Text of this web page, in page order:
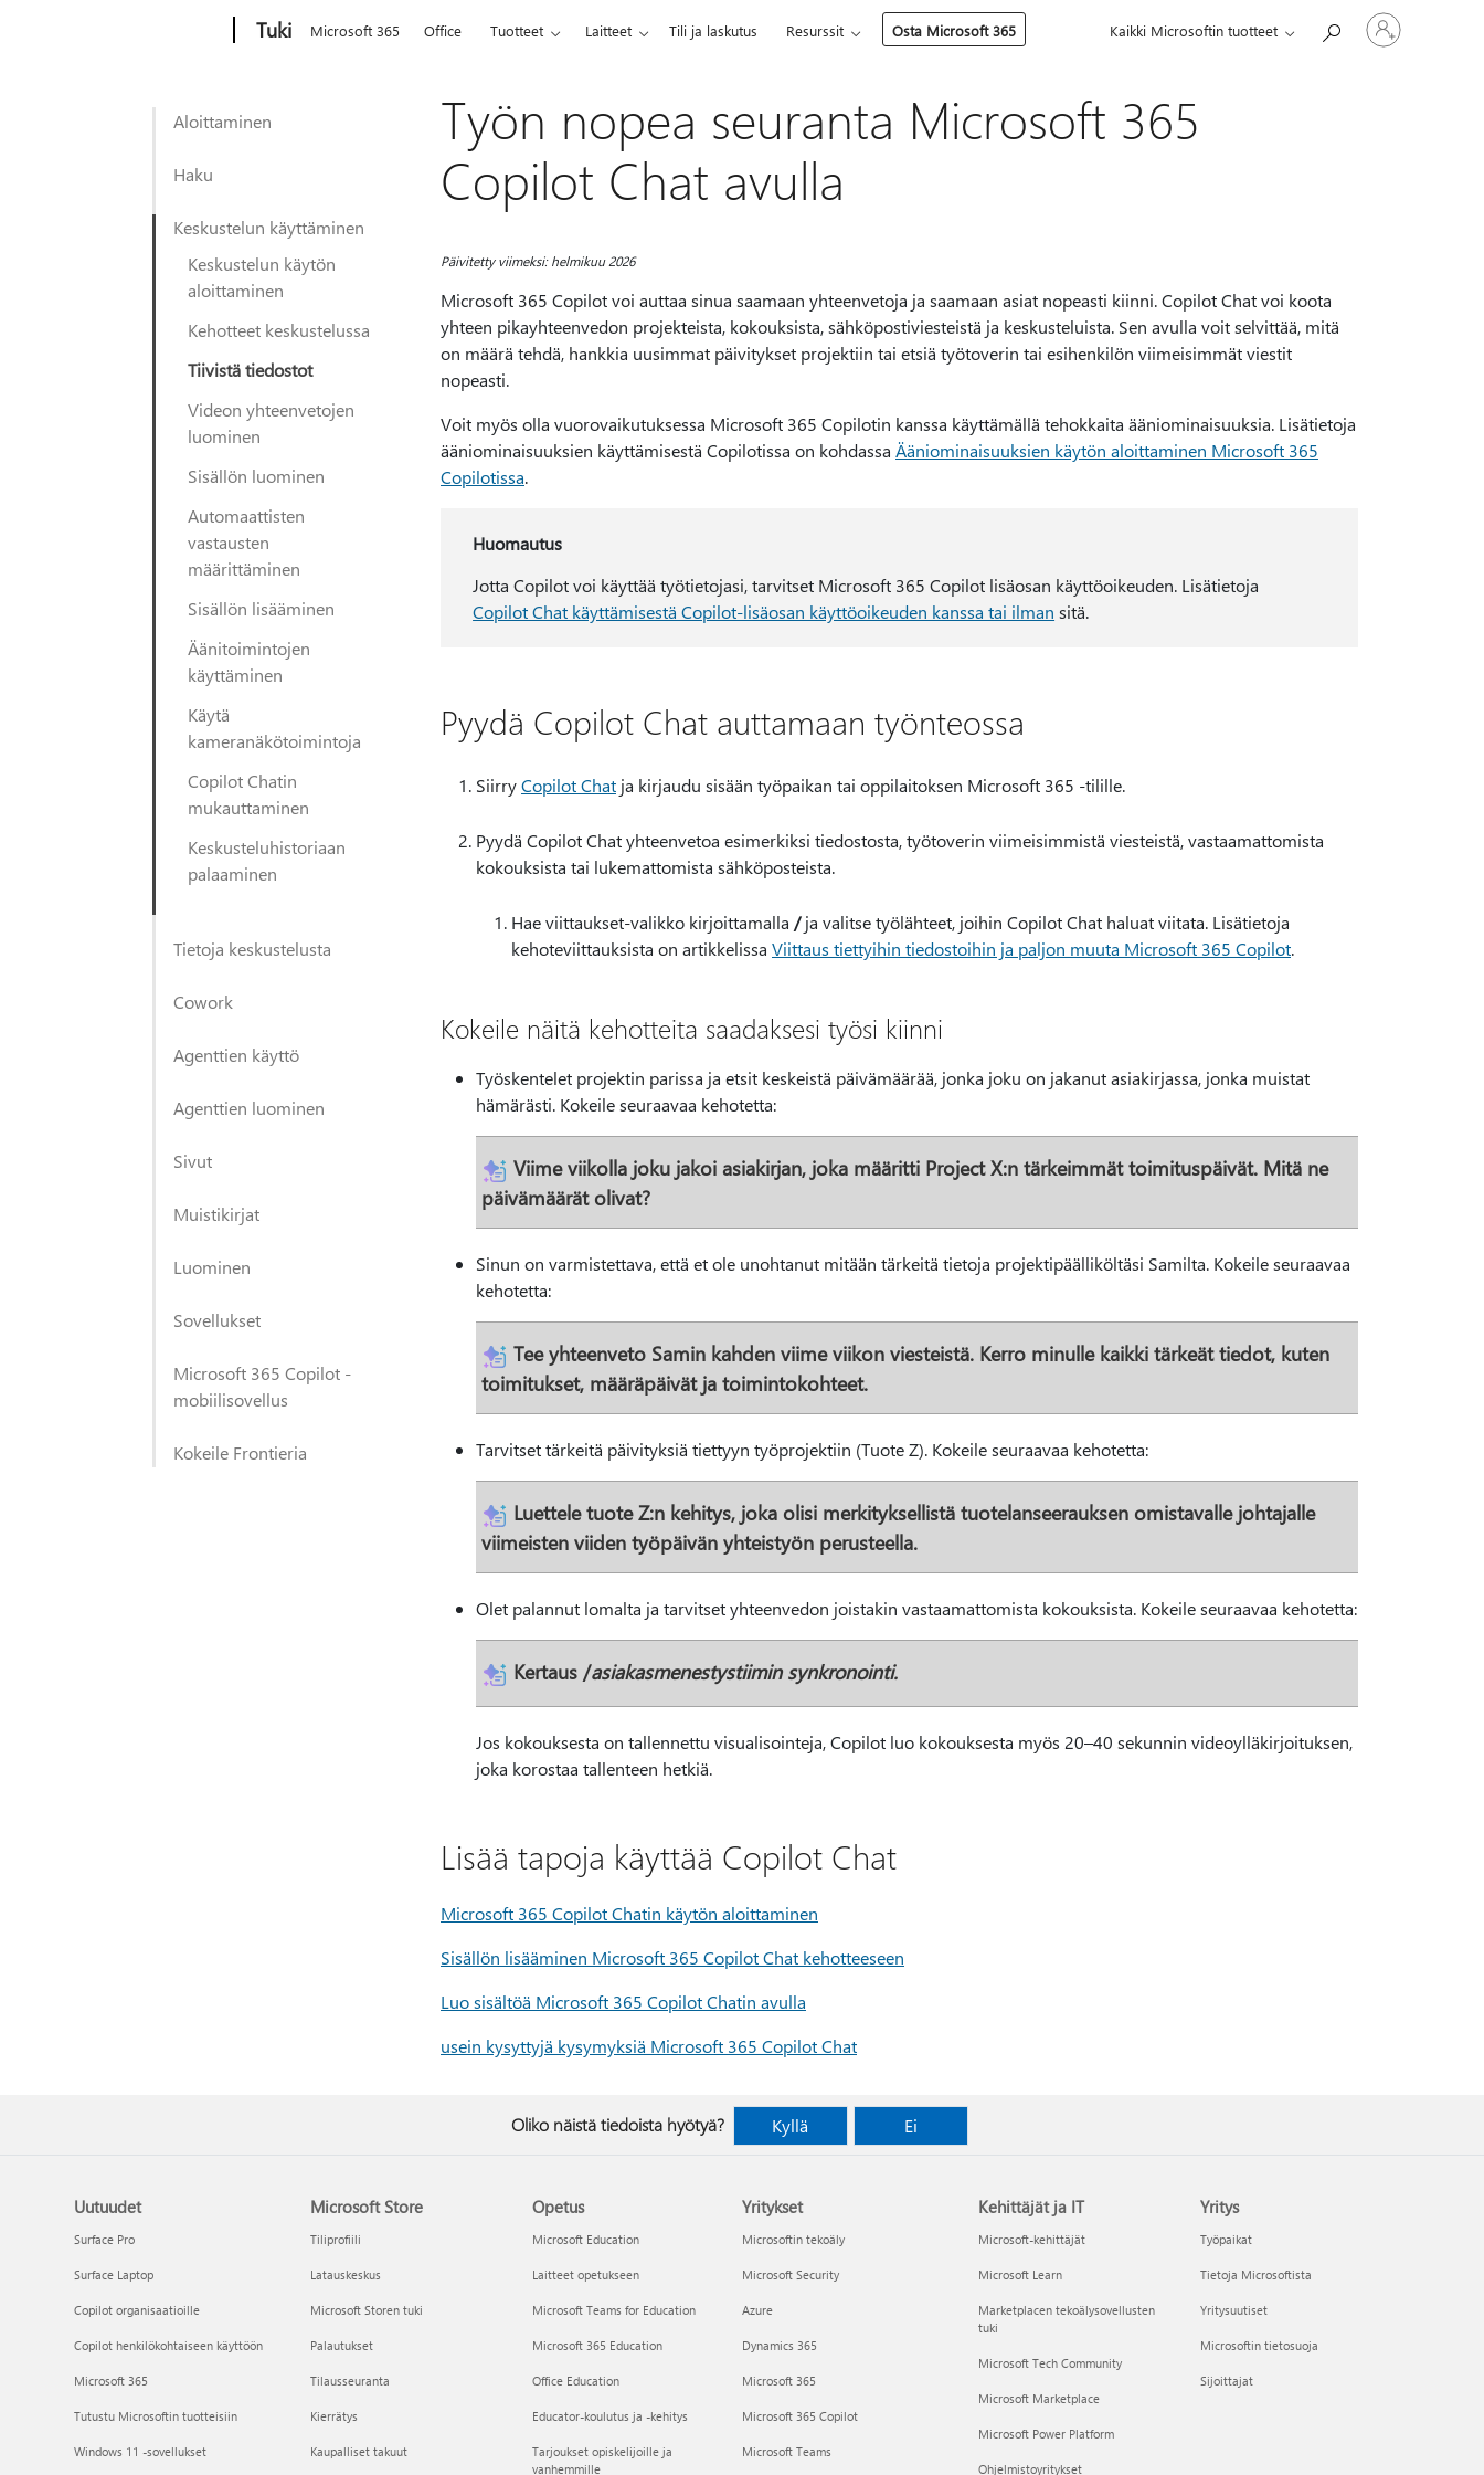
Tuki Microsoft 365 Office Tuotteet Laitteet Tili ja laskutus Resurssit Osta Microsoft 365 Kaikki Microsoftin tuotteet
Kirjaudu
sisään
tilille
Aloittaminen
Haku
Keskustelun käyttäminen
Keskustelun käytön
aloittaminen
Kehotteet keskustelussa
Tiivistä tiedostot
Videon yhteenvetojen
luominen
Sisällön luominen
Automaattisten
vastausten
määrittäminen
Sisällön lisääminen
Äänitoimintojen
käyttäminen
Käytä
kameranäkötoimintoja
Copilot Chatin
mukauttaminen
Keskusteluhistoriaan
palaaminen
Tietoja keskustelusta
Cowork
Agenttien käyttö
Agenttien luominen
Sivut
Muistikirjat
Luominen
Sovellukset
Microsoft 365 Copilot -
mobiilisovellus
Kokeile Frontieria
Työn nopea seuranta Microsoft 365
Copilot Chat avulla
Päivitetty viimeksi: helmikuu 2026
Microsoft 365 Copilot voi auttaa sinua saamaan yhteenvetoja ja saamaan asiat nopeasti kiinni. Copilot Chat voi koota
yhteen pikayhteenvedon projekteista, kokouksista, sähköpostiviesteistä ja keskusteluista. Sen avulla voit selvittää, mitä
on määrä tehdä, hankkia uusimmat päivitykset projektiin tai etsiä työtoverin tai esihenkilön viimeisimmät viestit
nopeasti.
Voit myös olla vuorovaikutuksessa Microsoft 365 Copilotin kanssa käyttämällä tehokkaita ääniominaisuuksia. Lisätietoja
ääniominaisuuksien käyttämisestä Copilotissa on kohdassa Ääniominaisuuksien käytön aloittaminen Microsoft 365
Copilotissa.
Huomautus
Jotta Copilot voi käyttää työtietojasi, tarvitset Microsoft 365 Copilot lisäosan käyttöoikeuden. Lisätietoja
Copilot Chat käyttämisestä Copilot-lisäosan käyttöoikeuden kanssa tai ilman sitä.
Pyydä Copilot Chat auttamaan työnteossa
SiirryCopilot Chat ja kirjaudu sisään työpaikan tai oppilaitoksen Microsoft 365 -tilille.
Pyydä Copilot Chat yhteenvetoa esimerkiksi tiedostosta, työtoverin viimeisimmistä viesteistä, vastaamattomista
kokouksista tai lukemattomista sähköposteista.
Hae viittaukset-valikko kirjoittamalla /ja valitse työlähteet, joihin Copilot Chat haluat viitata. Lisätietoja
kehoteviittauksista on artikkelissa Viittaus tiettyihin tiedostoihin ja paljon muuta Microsoft 365 Copilot.
Kokeile näitä kehotteita saadaksesi työsi kiinni
Työskentelet projektin parissa ja etsit keskeistä päivämäärää, jonka joku on jakanut asiakirjassa, jonka muistat
hämärästi. Kokeile seuraavaa kehotetta:
Viime viikolla joku jakoi asiakirjan, joka määritti Project X:n tärkeimmät toimituspäivät. Mitä ne
päivämäärät olivat?
Sinun on varmistettava, että et ole unohtanut mitään tärkeitä tietoja projektipäälliköltäsi Samilta. Kokeile seuraavaa
kehotetta:
Tee yhteenveto Samin kahden viime viikon viesteistä. Kerro minulle kaikki tärkeät tiedot, kuten
toimitukset, määräpäivät ja toimintokohteet.
Tarvitset tärkeitä päivityksiä tiettyyn työprojektiin (Tuote Z). Kokeile seuraavaa kehotetta:
Luettele tuote Z:n kehitys, joka olisi merkityksellistä tuotelanseerauksen omistavalle johtajalle
viimeisten viiden työpäivän yhteistyön perusteella.
Olet palannut lomalta ja tarvitset yhteenvedon joistakin vastaamattomista kokouksista. Kokeile seuraavaa kehotetta:
Kertaus /asiakasmenestystiimin synkronointi.
Jos kokouksesta on tallennettu visualisointeja, Copilot luo kokouksesta myös 20–40 sekunnin videoylläkirjoituksen,
joka korostaa tallenteen hetkiä.
Lisää tapoja käyttää Copilot Chat
Microsoft 365 Copilot Chatin käytön aloittaminen
Sisällön lisääminen Microsoft 365 Copilot Chat kehotteeseen
Luo sisältöä Microsoft 365 Copilot Chatin avulla
usein kysyttyjä kysymyksiä Microsoft 365 Copilot Chat
Oliko näistä tiedoista hyötyä? Kyllä Ei
Uutuudet
Surface Pro
Surface Laptop
Copilot organisaatioille
Copilot henkilökohtaiseen käyttöön
Microsoft 365
Tutustu Microsoftin tuotteisiin
Windows 11 -sovellukset
Microsoft Store
Tiliprofiili
Latauskeskus
Microsoft Storen tuki
Palautukset
Tilausseuranta
Kierrätys
Kaupalliset takuut
Opetus
Microsoft Education
Laitteet opetukseen
Microsoft Teams for Education
Microsoft 365 Education
Office Education
Educator-koulutus ja -kehitys
Tarjoukset opiskelijoille ja
vanhemmille
Yritykset
Microsoftin tekoäly
Microsoft Security
Azure
Dynamics 365
Microsoft 365
Microsoft 365 Copilot
Microsoft Teams
Kehittäjät ja IT
Microsoft-kehittäjät
Microsoft Learn
Marketplacen tekoälysovellusten
tuki
Microsoft Tech Community
Microsoft Marketplace
Microsoft Power Platform
Ohjelmistoyritykset
Yritys
Työpaikat
Tietoja Microsoftista
Yritysuutiset
Microsoftin tietosuoja
Sijoittajat